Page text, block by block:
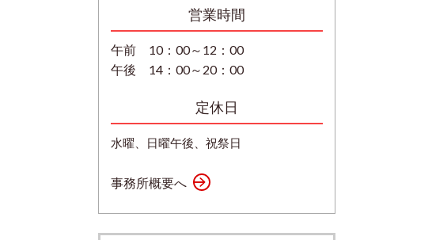
営業時間
午前 10：00～12：00
午後 14：00～20：00
定休日
水曜、日曜午後、祝祭日
事務所概要へ